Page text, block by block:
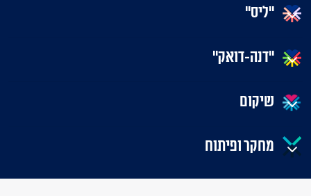
"ליס"
"דנה-דואק"
שיקום
מחקר ופיתוח